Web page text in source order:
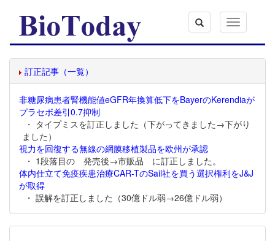
Toggle
navigation
訂正記事（一覧）
非糖尿病患者腎機能値eGFR年換算低下をBayerのKerendiaが
プラセボ差引0.7抑制
・ タイプミスを訂正しました（下がってきました→下がり
ました）
視力を回復する無線の網膜移植製品を欧州が承認
・ 1段落目の 発売後→市販品 に訂正しました。
体内仕立て免疫疾患治療CAR-TのSail社を買う選択権利をJ&J
が取得
・ 誤解を訂正しました（30億ドル弱→26億ドル弱）